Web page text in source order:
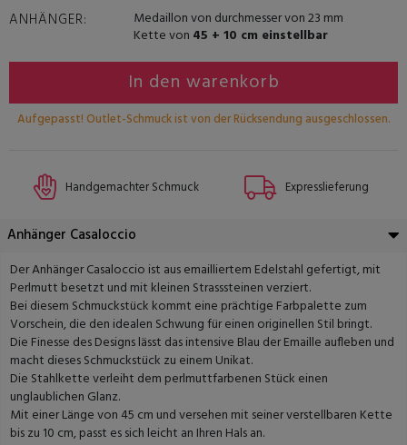
ANHÄNGER:
Medaillon von durchmesser von 23 mm
Kette von 45 + 10 cm einstellbar
In den warenkorb
Aufgepasst! Outlet-Schmuck ist von der Rücksendung ausgeschlossen.
Handgemachter Schmuck Expresslieferung
Anhänger Casaloccio
Der Anhänger Casaloccio ist aus emailliertem Edelstahl gefertigt, mit
Perlmutt besetzt und mit kleinen Strasssteinen verziert.
Bei diesem Schmuckstück kommt eine prächtige Farbpalette zum
Vorschein, die den idealen Schwung für einen originellen Stil bringt.
Die Finesse des Designs lässt das intensive Blau der Emaille aufleben und
macht dieses Schmuckstück zu einem Unikat.
Die Stahlkette verleiht dem perlmuttfarbenen Stück einen
unglaublichen Glanz.
Mit einer Länge von 45 cm und versehen mit seiner verstellbaren Kette
bis zu 10 cm, passt es sich leicht an Ihren Hals an.